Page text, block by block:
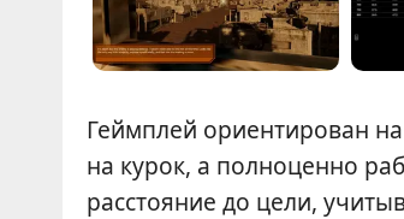
Геймплей ориентирован
на курок, а полноценно
расстояние до цели,